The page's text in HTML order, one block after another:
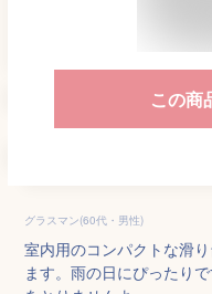
この商
グラスマン(60代・男性)
室内用のコンパクトな滑
ます。雨の日にぴったり